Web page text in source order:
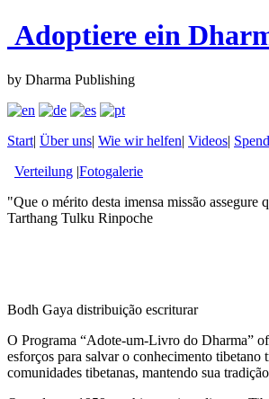
Adoptiere ein
by Dharma Publishing
Start| Über uns| Wie wir helfen| Videos|
Verteilung |Fotogalerie
"Que o mérito desta imensa missão
Tarthang Tulku Rinpoche
Bodh Gaya distribuição escriturar
O Programa “Adote-um-Livro do Dharma”
esforços para salvar o conhecimento tibetano
comunidades tibetanas, mantendo sua